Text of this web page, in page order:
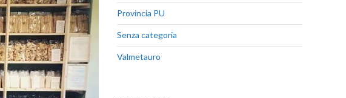
Provincia PU
Senza categoria
Valmetauro